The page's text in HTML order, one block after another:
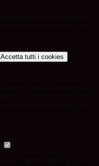
Accetta tutti i cookies